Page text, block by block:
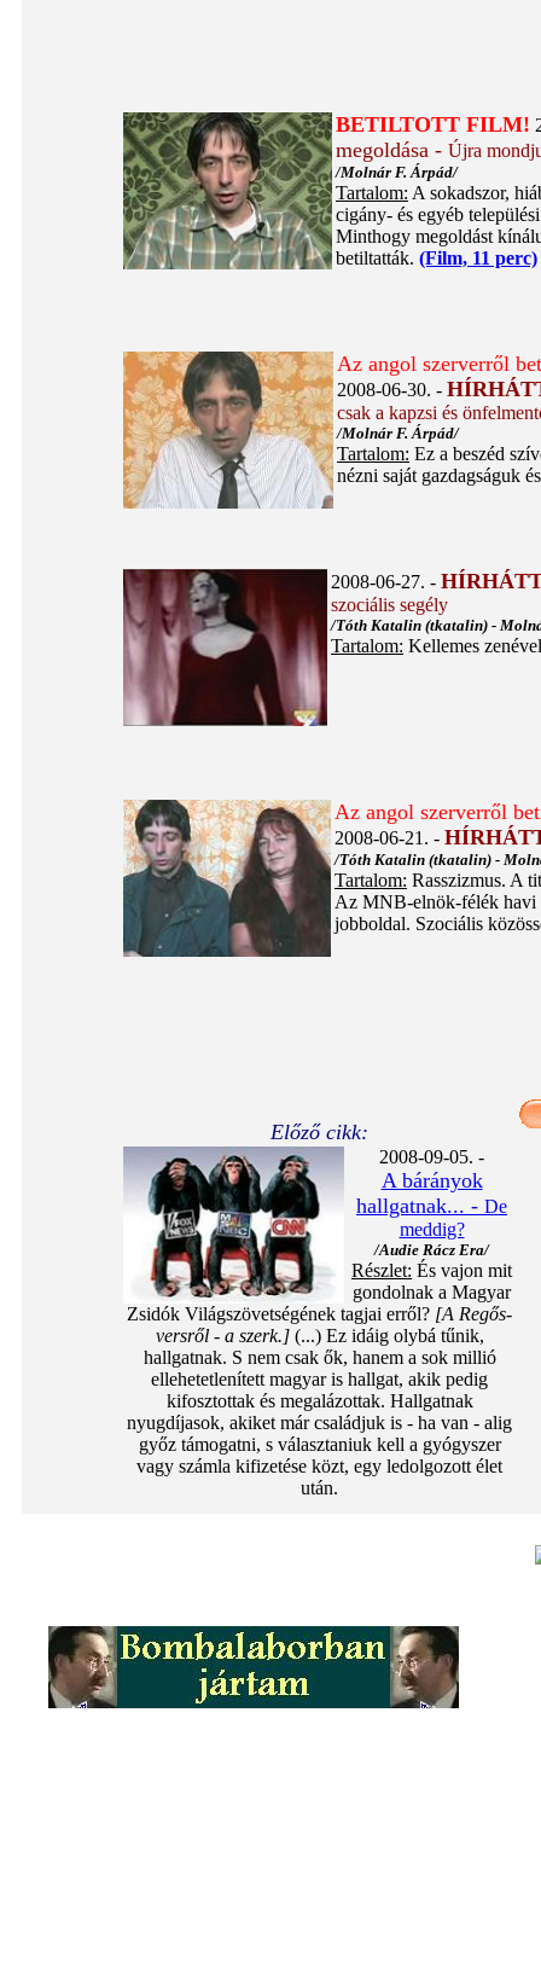
BETILTOTT FILM!
megoldása - Újra
/Molnár F. Árpád/
Tartalom: A sokadszor,
cigány- és egyéb
Minthogy megoldást
betiltatták. (Film, 11 perc)
Az angol szerverről
2008-06-30. -
csak a kapzsi és
/Molnár F. Árpád/
Tartalom: Ez a beszéd
nézni saját gazdagságuk
2008-06-27. -
szociális segély
/Tóth Katalin (tkatalin) -
Tartalom: Kellemes
Az angol szerverről
2008-06-21. -
/Tóth Katalin (tkatalin) -
Tartalom: Rasszizmus. A
Az MNB-elnök-félék havi
jobboldal. Szociális
Előző cikk:
2008-09-05. -
A bárányok
hallgatnak... - De
meddig?
/Audie Rácz Era/
Részlet: És vajon mit
gondolnak a Magyar
Zsidók Világszövetségének tagjai erről? [A Regős-
versről - a szerk.](...) Ez idáig olybá tűnik,
hallgatnak. S nem csak ők, hanem a sok millió
ellehetetlenített magyar is hallgat, akik pedig
kifosztottak és megalázottak. Hallgatnak
nyugdíjasok, akiket már családjuk is - ha van - alig
győz támogatni, s választaniuk kell a gyógyszer
vagy számla kifizetése közt, egy ledolgozott élet
után.